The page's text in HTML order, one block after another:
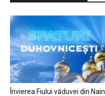
Învierea Fiului văduvei din Nain